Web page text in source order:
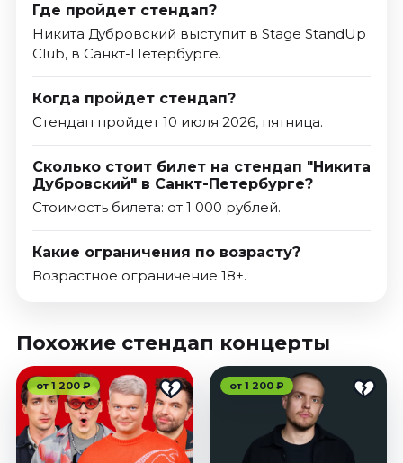
Где пройдет стендап?
Никита Дубровский выступит в Stage StandUp
Club, в Санкт-Петербурге.
Когда пройдет стендап?
Стендап пройдет 10 июля 2026, пятница.
Сколько стоит билет на стендап "Никита
Дубровский" в Санкт-Петербурге?
Стоимость билета: от 1 000 рублей.
Какие ограничения по возрасту?
Возрастное ограничение 18+.
Похожие стендап концерты
от 1 200 ₽ от 1 200 ₽